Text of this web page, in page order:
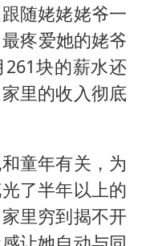
随姥姥姥爷一
疼爱她的姥爷
块的薪水还
里的收入彻底
童年有关，为
了半年以上的
里穷到揭不开